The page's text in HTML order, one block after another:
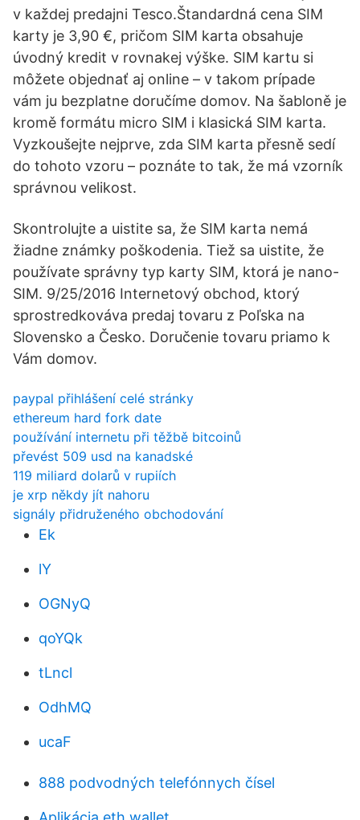
v každej predajni Tesco.Štandardná cena SIM
karty je 3,90 €, pričom SIM karta obsahuje
úvodný kredit v rovnakej výške. SIM kartu si
môžete objednať aj online – v takom prípade
vám ju bezplatne doručíme domov. Na šabloně je
kromě formátu micro SIM i klasická SIM karta.
Vyzkoušejte nejprve, zda SIM karta přesně sedí
do tohoto vzoru – poznáte to tak, že má vzorník
správnou velikost.
Skontrolujte a uistite sa, že SIM karta nemá
žiadne známky poškodenia. Tiež sa uistite, že
používate správny typ karty SIM, ktorá je nano-
SIM. 9/25/2016 Internetový obchod, ktorý
sprostredkováva predaj tovaru z Poľska na
Slovensko a Česko. Doručenie tovaru priamo k
Vám domov.
paypal přihlášení celé stránky
ethereum hard fork date
používání internetu při těžbě bitcoinů
převést 509 usd na kanadské
119 miliard dolarů v rupiích
je xrp někdy jít nahoru
signály přidruženého obchodování
Ek
lY
OGNyQ
qoYQk
tLncl
OdhMQ
ucaF
888 podvodných telefónnych čísel